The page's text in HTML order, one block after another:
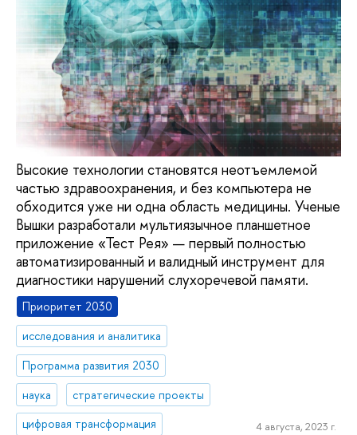
Высокие технологии становятся неотъемлемой
частью здравоохранения, и без компьютера не
обходится уже ни одна область медицины. Ученые
Вышки разработали мультиязычное планшетное
приложение «Тест Рея» — первый полностью
автоматизированный и валидный инструмент для
диагностики нарушений слухоречевой памяти.
Приоритет 2030
исследования и аналитика
Программа развития 2030
наука
стратегические проекты
цифровая трансформация
4 августа, 2023 г.